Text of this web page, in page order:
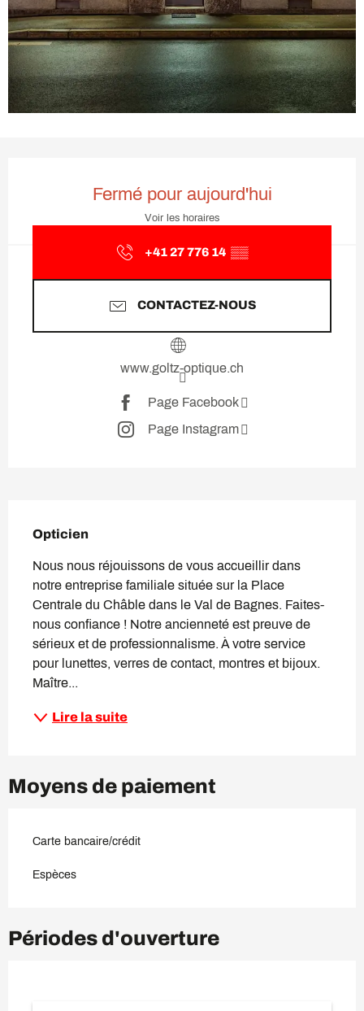
Fermé pour aujourd'hui
Voir les horaires
+41 27 776 14 ▒▒
CONTACTEZ-NOUS
www.goltz-optique.ch
Page Facebook
Page Instagram
Opticien
Nous nous réjouissons de vous accueillir dans
notre entreprise familiale située sur la Place
Centrale du Châble dans le Val de Bagnes. Faites-
nous confiance ! Notre ancienneté est preuve de
sérieux et de professionnalisme. À votre service
pour lunettes, verres de contact, montres et bijoux.
Maître...
Lire la suite
Moyens de paiement
Carte bancaire/crédit
Espèces
Périodes d'ouverture